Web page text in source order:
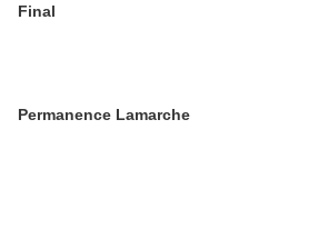
Final
Permanence Lamarche